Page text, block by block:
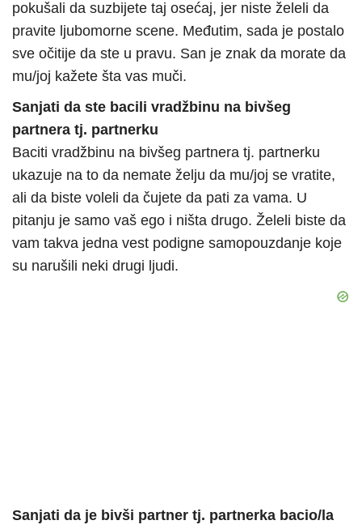
pokušali da suzbijete taj osećaj, jer niste želeli da
pravite ljubomorne scene. Međutim, sada je postalo
sve očitije da ste u pravu. San je znak da morate da
mu/joj kažete šta vas muči.
Sanjati da ste bacili vradžbinu na bivšeg
partnera tj. partnerku
Baciti vradžbinu na bivšeg partnera tj. partnerku
ukazuje na to da nemate želju da mu/joj se vratite,
ali da biste voleli da čujete da pati za vama. U
pitanju je samo vaš ego i ništa drugo. Želeli biste da
vam takva jedna vest podigne samopouzdanje koje
su narušili neki drugi ljudi.
Sanjati da je bivši partner tj. partnerka bacio/la